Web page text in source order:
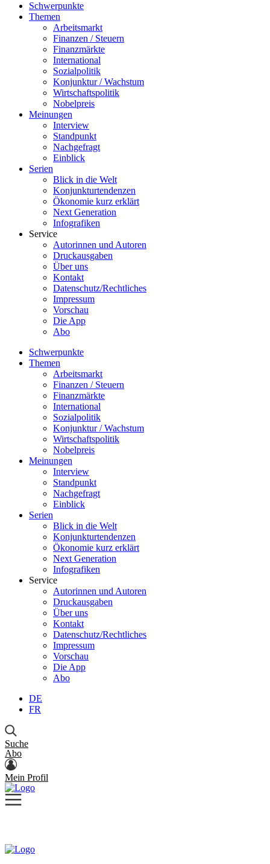
Schwerpunkte
Themen
Arbeitsmarkt
Finanzen / Steuern
Finanzmärkte
International
Sozialpolitik
Konjunktur / Wachstum
Wirtschaftspolitik
Nobelpreis
Meinungen
Interview
Standpunkt
Nachgefragt
Einblick
Serien
Blick in die Welt
Konjunkturtendenzen
Ökonomie kurz erklärt
Next Generation
Infografiken
Service
Autorinnen und Autoren
Druckausgaben
Über uns
Kontakt
Datenschutz/Rechtliches
Impressum
Vorschau
Die App
Abo
Schwerpunkte
Themen
Arbeitsmarkt
Finanzen / Steuern
Finanzmärkte
International
Sozialpolitik
Konjunktur / Wachstum
Wirtschaftspolitik
Nobelpreis
Meinungen
Interview
Standpunkt
Nachgefragt
Einblick
Serien
Blick in die Welt
Konjunkturtendenzen
Ökonomie kurz erklärt
Next Generation
Infografiken
Service
Autorinnen und Autoren
Druckausgaben
Über uns
Kontakt
Datenschutz/Rechtliches
Impressum
Vorschau
Die App
Abo
DE
FR
Suche
Abo
Mein Profil